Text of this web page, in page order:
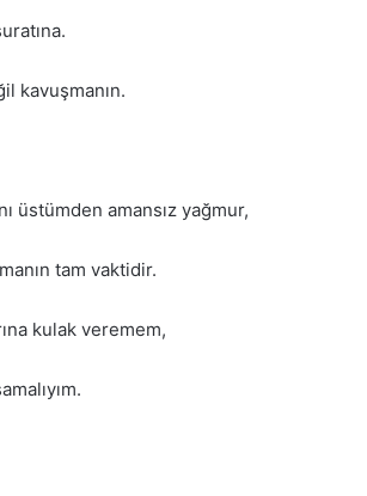
kavuşmanın.
üstümden amansız yağmur,
tam vaktidir.
kulak veremem,